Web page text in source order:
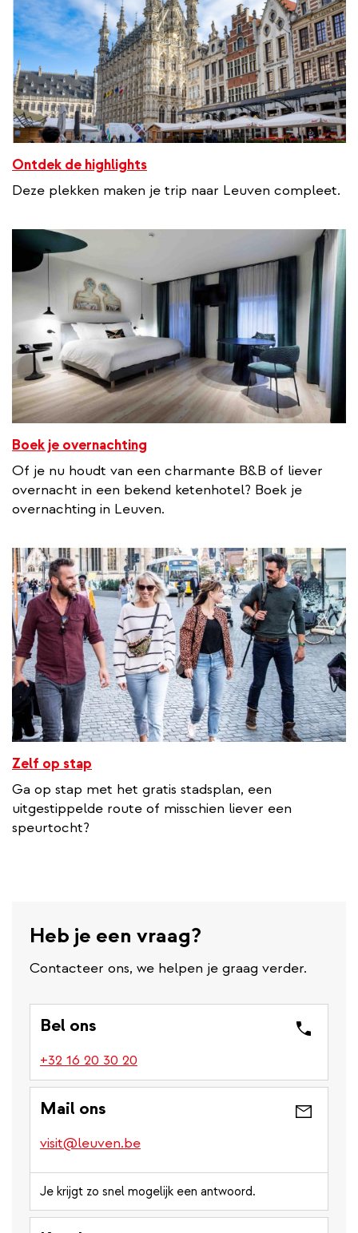
k
Ontdek de highlights
Deze plekken maken je trip naar Leuven compleet.
Boek je overnachting
Of je nu houdt van een charmante B&B of liever
overnacht in een bekend ketenhotel? Boek je
overnachting in Leuven.
Zelf op stap
Ga op stap met het gratis stadsplan, een
uitgestippelde route of misschien liever een
speurtocht?
Heb je een vraag?
Contacteer ons, we helpen je graag verder.
Bel ons
+32 16 20 30 20
is
number)
Mail ons
visit@leuven.be
Je krijgt zo snel mogelijk een antwoord.